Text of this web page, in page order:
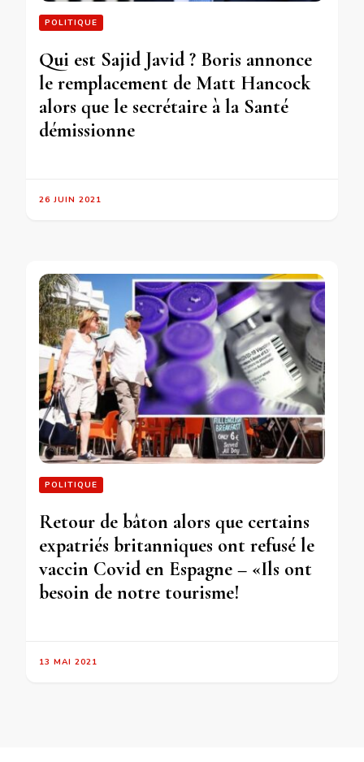
POLITIQUE
Qui est Sajid Javid ? Boris annonce
le remplacement de Matt Hancock
alors que le secrétaire à la Santé
démissionne
26 JUIN 2021
POLITIQUE
Retour de bâton alors que certains
expatriés britanniques ont refusé le
vaccin Covid en Espagne – «Ils ont
besoin de notre tourisme!
13 MAI 2021